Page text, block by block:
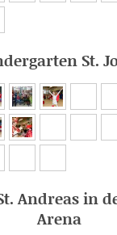
St.
Andreas in
Arena